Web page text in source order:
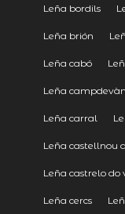
Leña bordils
Leña brión
Leña cabó
Leña
Leña carral
Leña castellnou
Leña castrelo do
Leña cercs